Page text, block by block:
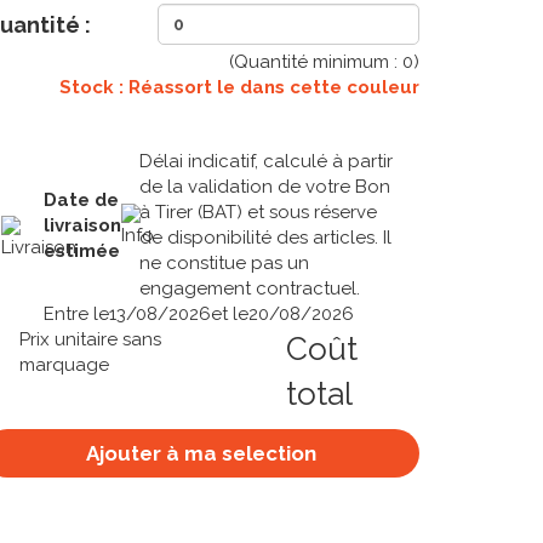
:
(Quantité minimum : 0)
Stock : Réassort le dans cette couleur
Date de
livraison
estimée
Délai indicatif, calculé à partir
de la validation de votre Bon
à Tirer (BAT) et sous réserve
de disponibilité des articles. Il
ne constitue pas un
engagement contractuel.
Entre le13/08/2026et le20/08/2026
Prix unitaire sans
marquage
Coût
total
Ajouter à ma selection